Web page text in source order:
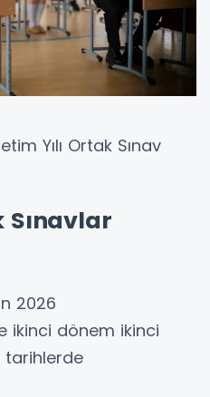
Yılı Ortak Sınav
Sınavlar
2026
ikinci dönem ikinci
tarihlerde